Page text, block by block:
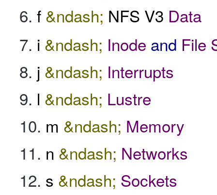
f &ndash; NFS V3 Data
i &ndash; Inode and File
j &ndash; Interrupts
l &ndash; Lustre
m &ndash; Memory
n &ndash; Networks
s &ndash; Sockets